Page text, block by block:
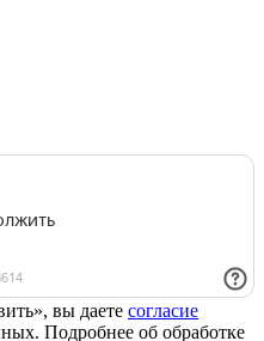
вы даете согласие
Подробнее об обработке